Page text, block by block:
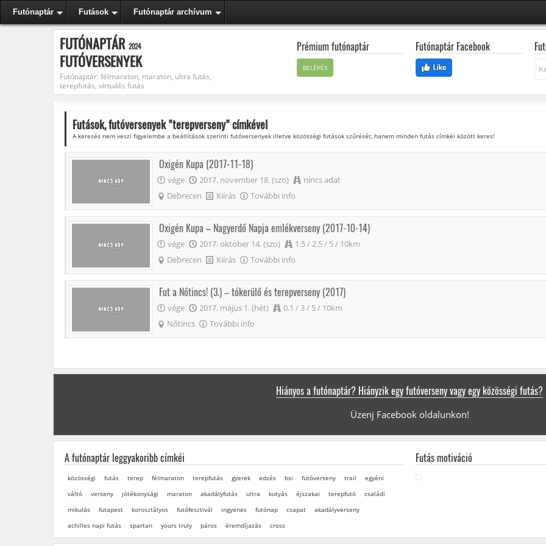
Futónaptár Futások Futónaptár archívum
FUTÓNAPTÁR 2024
FUTÓVERSENYEK
Futónaptár: félmaraton, maraton, ultra futás,
terepfutás, virtuális futás
Prémium futónaptár
BELÉPÉS
Futónaptár Facebook
Futások, futóversenyek "terepverseny" címkével
A keresés nem veszi figyelembe a beállítások szerinti futóversenyek illetve közösségi futások szűrését, hanem minden futás címkéi között keres!
Oxigén Kupa (2017-11-18)
vége 2017. november 18. (szo)
nincs adat
Debrecen
Kiírás További info
Oxigén Kupa – Nagyerdő Napja emlékverseny (2017-10-14)
vége 2017. október 14. (szo)
1.5 / 2.5 / 5 / 10km
Debrecen
Kiírás További info
Fut a Nőtincs! (3.) – tókerülő és terepverseny (2017)
vége 2017. május 1. (hét)
0.1 / 3 / 5 / 10km
Nőtincs
További info
Hiányos a futónaptár? Hiányzik egy futóverseny vagy egy közösségi futás?
Üzenj Facebook oldalunkon!
A futónaptár leggyakoribb címkéi
közösségi futás terep félmaraton terepfutás gyerek edzés bsi futóverseny trail
egyéni
váltó
verseny jótékonysági maraton akadályfutás ultra kutyás éjszakai terepfutó
családi
mikulás
futapest korosztályos futófesztivál ingyenes futónap csapat
akadályverseny
achilles napi futás
spartan yours truly páros éremdíjazás cross
Futás motiváció